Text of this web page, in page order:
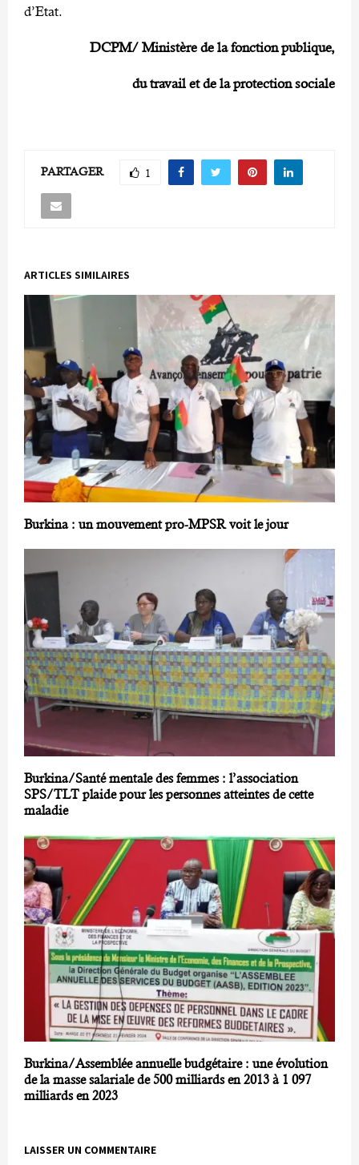
d’Etat.
DCPM/ Ministère de la fonction publique,
du travail et de la protection sociale
PARTAGER 1
ARTICLES SIMILAIRES
Burkina : un mouvement pro-MPSR voit le jour
Burkina/Santé mentale des femmes : l’association
SPS/TLT plaide pour les personnes atteintes de cette
maladie
Burkina/Assemblée annuelle budgétaire : une évolution
de la masse salariale de 500 milliards en 2013 à 1 097
milliards en 2023
LAISSER UN COMMENTAIRE